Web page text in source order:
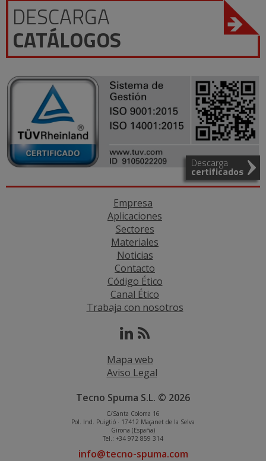
DESCARGA
CATÁLOGOS
Descarga
certificados
Empresa
Aplicaciones
Sectores
Materiales
Noticias
Contacto
Código Ético
Canal Ético
Trabaja con nosotros
Mapa web
Aviso Legal
Tecno Spuma S.L. © 2026
C/Santa Coloma 16
Pol. Ind. Puigtió · 17412 Maçanet de la Selva
Girona (España)
Tel.: +34 972 859 314
info@tecno-spuma.com